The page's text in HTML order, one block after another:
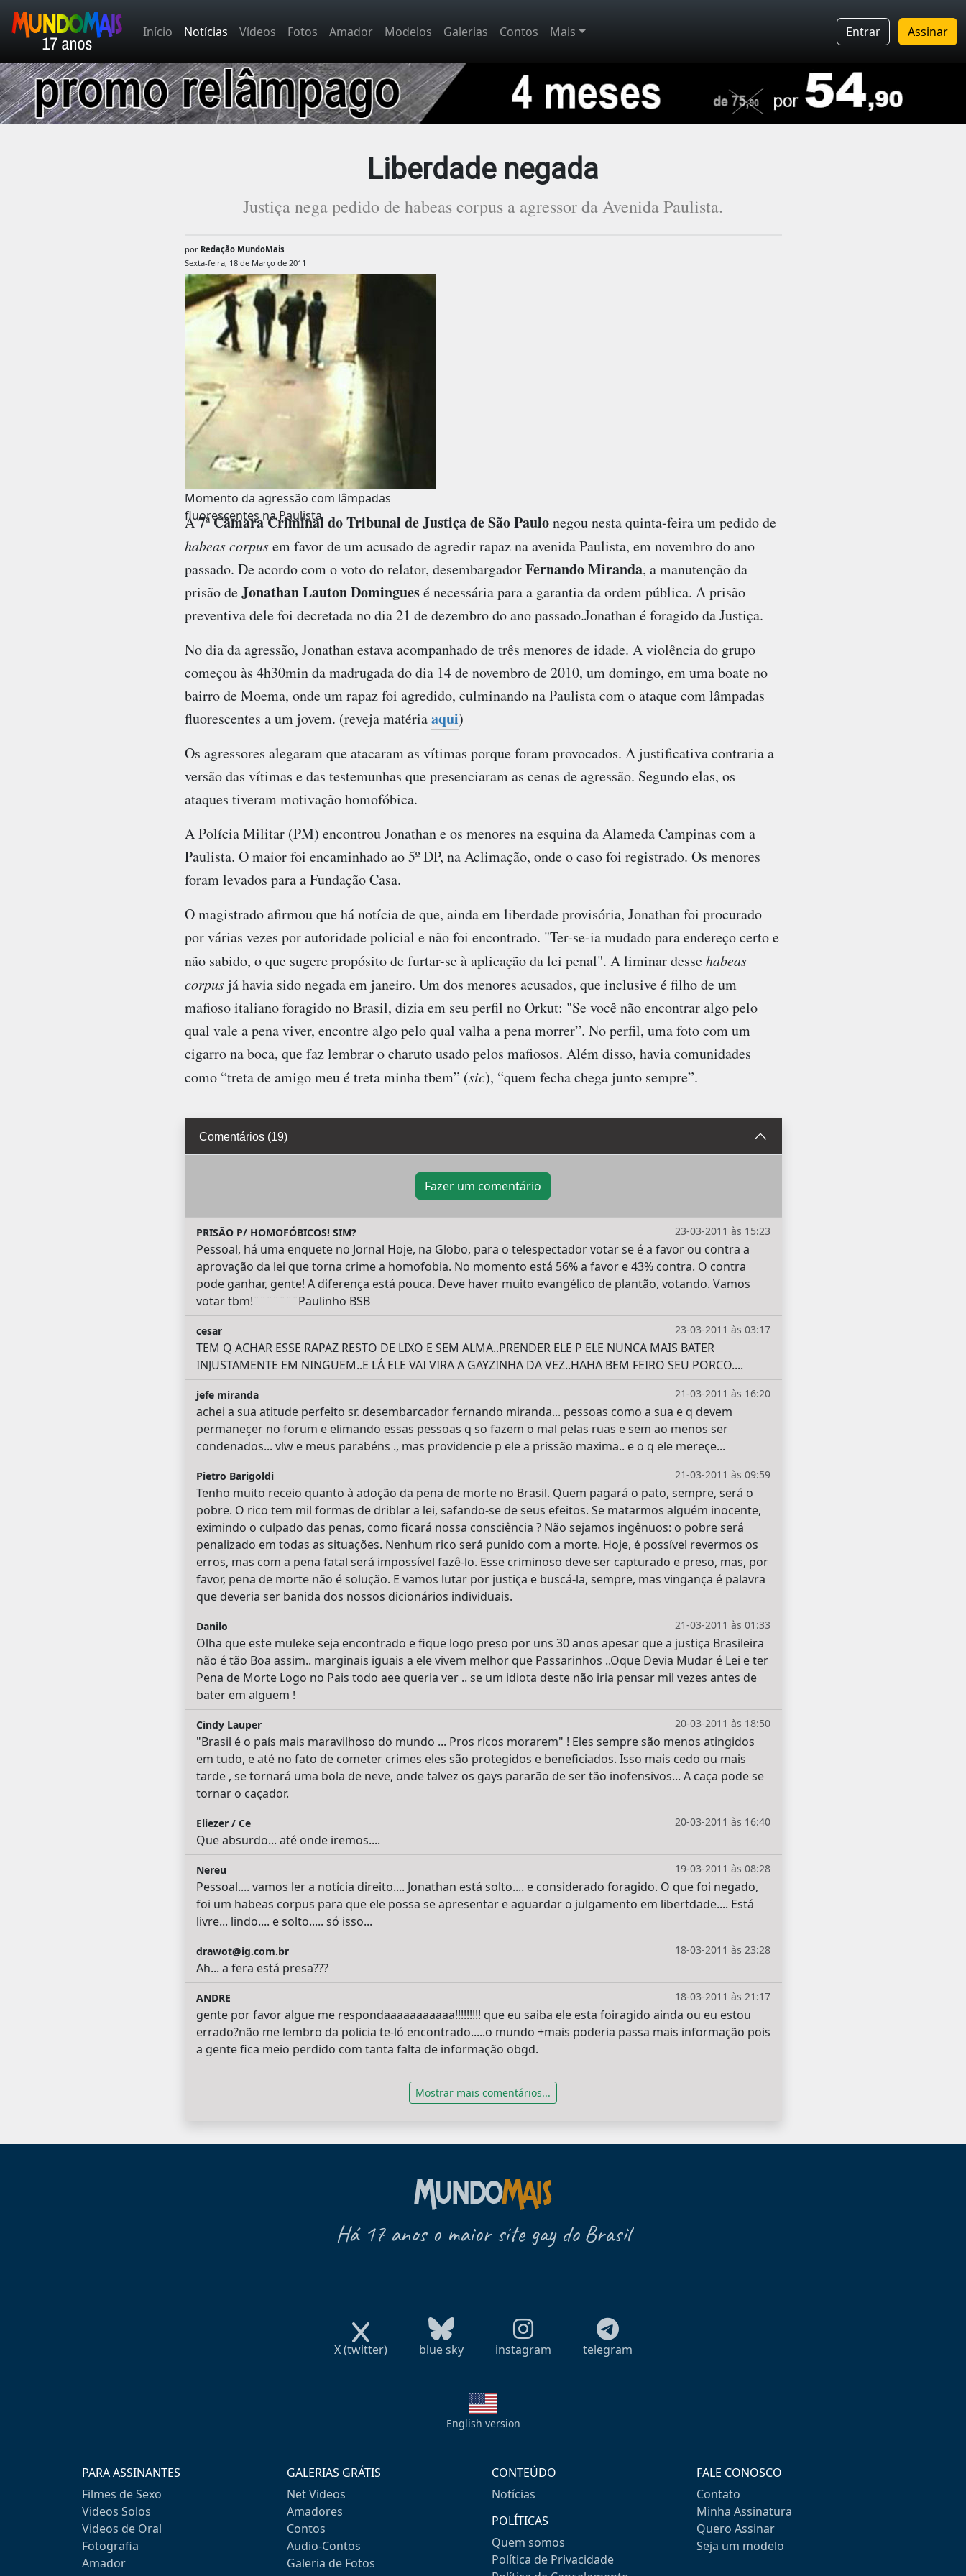
Início Notícias Vídeos Fotos Amador Modelos Galerias Contos Mais Entrar Assinar
Liberdade negada
Justiça nega pedido de habeas corpus a agressor da Avenida Paulista.
por Redação MundoMais
Sexta-feira, 18 de Março de 2011
Momento da agressão com lâmpadas
fluorescentes na Paulista
A7ª Câmara Criminal do Tribunal de Justiça de São Paulonegou nesta quinta-feira um pedido de
habeas corpusem favor de um acusado de agredir rapaz na avenida Paulista, em novembro do ano
passado. De acordo com o voto do relator, desembargadorFernando Miranda, a manutenção da
prisão deJonathan Lauton Dominguesé necessária para a garantia da ordem pública. A prisão
preventiva dele foi decretada no dia 21 de dezembro do ano passado.Jonathan é foragido da Justiça.
No dia da agressão, Jonathan estava acompanhado de três menores de idade. A violência do grupo
começou às 4h30min da madrugada do dia 14 de novembro de 2010, um domingo, em uma boate no
bairro de Moema, onde um rapaz foi agredido, culminando na Paulista com o ataque com lâmpadas
fluorescentes a um jovem. (reveja matériaaqui)
Os agressores alegaram que atacaram as vítimas porque foram provocados. A justificativa contraria a
versão das vítimas e das testemunhas que presenciaram as cenas de agressão. Segundo elas, os
ataques tiveram motivação homofóbica.
A Polícia Militar (PM) encontrou Jonathan e os menores na esquina da Alameda Campinas com a
Paulista. O maior foi encaminhado ao 5º DP, na Aclimação, onde o caso foi registrado. Os menores
foram levados para a Fundação Casa.
O magistrado afirmou que há notícia de que, ainda em liberdade provisória, Jonathan foi procurado
por várias vezes por autoridade policial e não foi encontrado. "Ter-se-ia mudado para endereço certo e
não sabido, o que sugere propósito de furtar-se à aplicação da lei penal". A liminar dessehabeas
corpusjá havia sido negada em janeiro. Um dos menores acusados, que inclusive é filho de um
mafioso italiano foragido no Brasil, dizia em seu perfil no Orkut: "Se você não encontrar algo pelo
qual vale a pena viver, encontre algo pelo qual valha a pena morrer”. No perfil, uma foto com um
cigarro na boca, que faz lembrar o charuto usado pelos mafiosos. Além disso, havia comunidades
como “treta de amigo meu é treta minha tbem” (sic), “quem fecha chega junto sempre”.
Comentários (19)
Fazer um comentário
23-03-2011 às 15:23
PRISÃO P/ HOMOFÓBICOS! SIM?
Pessoal, há uma enquete no Jornal Hoje, na Globo, para o telespectador votar se é a favor ou contra a
aprovação da lei que torna crime a homofobia. No momento está 56% a favor e 43% contra. O contra
pode ganhar, gente! A diferença está pouca. Deve haver muito evangélico de plantão, votando. Vamos
votar tbm!¨¨¨¨¨¨¨Paulinho BSB
23-03-2011 às 03:17
cesar
TEM Q ACHAR ESSE RAPAZ RESTO DE LIXO E SEM ALMA..PRENDER ELE P ELE NUNCA MAIS BATER
INJUSTAMENTE EM NINGUEM..E LÁ ELE VAI VIRA A GAYZINHA DA VEZ..HAHA BEM FEIRO SEU PORCO....
21-03-2011 às 16:20
jefe miranda
achei a sua atitude perfeito sr. desembarcador fernando miranda... pessoas como a sua e q devem
permaneçer no forum e elimando essas pessoas q so fazem o mal pelas ruas e sem ao menos ser
condenados... vlw e meus parabéns ., mas providencie p ele a prissão maxima.. e o q ele mereçe...
21-03-2011 às 09:59
Pietro Barigoldi
Tenho muito receio quanto à adoção da pena de morte no Brasil. Quem pagará o pato, sempre, será o
pobre. O rico tem mil formas de driblar a lei, safando-se de seus efeitos. Se matarmos alguém inocente,
eximindo o culpado das penas, como ficará nossa consciência ? Não sejamos ingênuos: o pobre será
penalizado em todas as situações. Nenhum rico será punido com a morte. Hoje, é possível revermos os
erros, mas com a pena fatal será impossível fazê-lo. Esse criminoso deve ser capturado e preso, mas, por
favor, pena de morte não é solução. E vamos lutar por justiça e buscá-la, sempre, mas vingança é palavra
que deveria ser banida dos nossos dicionários individuais.
21-03-2011 às 01:33
Danilo
Olha que este muleke seja encontrado e fique logo preso por uns 30 anos apesar que a justiça Brasileira
não é tão Boa assim.. marginais iguais a ele vivem melhor que Passarinhos ..Oque Devia Mudar é Lei e ter
Pena de Morte Logo no Pais todo aee queria ver .. se um idiota deste não iria pensar mil vezes antes de
bater em alguem !
20-03-2011 às 18:50
Cindy Lauper
"Brasil é o país mais maravilhoso do mundo ... Pros ricos morarem" ! Eles sempre são menos atingidos
em tudo, e até no fato de cometer crimes eles são protegidos e beneficiados. Isso mais cedo ou mais
tarde , se tornará uma bola de neve, onde talvez os gays pararão de ser tão inofensivos... A caça pode se
tornar o caçador.
20-03-2011 às 16:40
Eliezer / Ce
Que absurdo... até onde iremos....
19-03-2011 às 08:28
Nereu
Pessoal.... vamos ler a notícia direito.... Jonathan está solto.... e considerado foragido. O que foi negado,
foi um habeas corpus para que ele possa se apresentar e aguardar o julgamento em libertdade.... Está
livre... lindo.... e solto..... só isso...
18-03-2011 às 23:28
drawot@ig.com.br
Ah... a fera está presa???
18-03-2011 às 21:17
ANDRE
gente por favor algue me respondaaaaaaaaaaa!!!!!!!!! que eu saiba ele esta foiragido ainda ou eu estou
errado?não me lembro da policia te-ló encontrado.....o mundo +mais poderia passa mais informação pois
a gente fica meio perdido com tanta falta de informação obgd.
Mostrar mais comentários...
Há 17 anos o maior site gay do Brasil
X (twitter) blue sky instagram telegram
English version
PARA ASSINANTES
Filmes de Sexo
Videos Solos
Videos de Oral
Fotografia
Amador
GALERIAS GRÁTIS
Net Videos
Amadores
Contos
Audio-Contos
Galeria de Fotos
CONTEÚDO
Notícias
POLÍTICAS
Quem somos
Política de Privacidade
FALE CONOSCO
Contato
Minha Assinatura
Quero Assinar
Seja um modelo